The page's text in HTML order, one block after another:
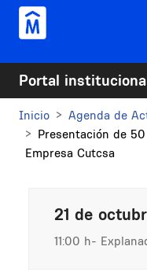
Pasar al contenido principal
Portal
Inicio
Agenda de
Presentación de
Empresa Cutcsa
21 de
11:00 h